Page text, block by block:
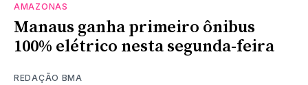
AMAZONAS
Manaus ganha primeiro ônibus
100% elétrico nesta segunda-feira
REDAÇÃO BMA